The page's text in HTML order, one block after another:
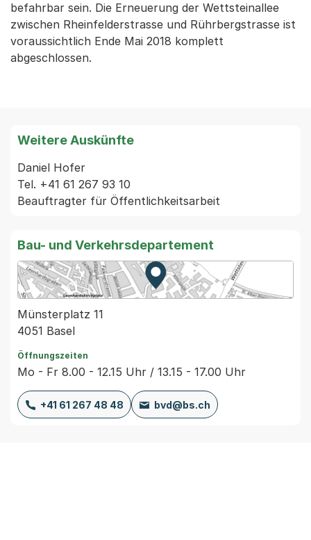
befahrbar sein. Die Erneuerung der Wettsteinallee
zwischen Rheinfelderstrasse und Rührbergstrasse ist
voraussichtlich Ende Mai 2018 komplett
abgeschlossen.
Weitere Auskünfte
Daniel Hofer
Tel. +41 61 267 93 10
Bau- und Verkehrsdepartement
Zur Karte von MapBS.
Externer Link, wird in einem
Münsterplatz 11
4051 Basel
Öffnungszeiten
Mo - Fr 8.00 - 12.15 Uhr / 13.15 - 17.00 Uhr
+41 61 267 48 48 bvd@bs.ch